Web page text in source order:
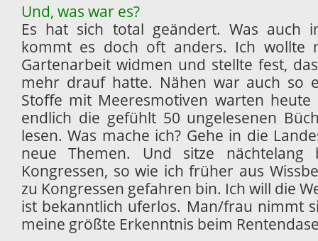
Und, was war es?
Es hat sich total geändert. Was auch
kommt es doch oft anders. Ich wollte
Gartenarbeit widmen und stellte fest,
mehr drauf hatte. Nähen war auch so
Stoffe mit Meeresmotiven warten
endlich die gefühlt 50 ungelesenen
lesen. Was mache ich? Gehe in die
neue Themen. Und sitze nächtelang
Kongressen, so wie ich früher aus
zu Kongressen gefahren bin. Ich will die
ist bekanntlich uferlos. Man/frau nimmt
meine größte Erkenntnis beim